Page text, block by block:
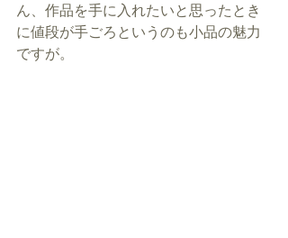
ん、作品を手に入れたいと思ったとき
に値段が手ごろというのも小品の魅力
ですが。